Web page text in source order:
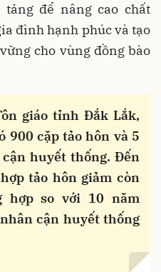
để nâng cao chất
đình hạnh phúc và tạo
cho vùng đồng bào
giáo tỉnh Đắk Lắk,
900 cặp tảo hôn và 5
huyết thống. Đến
tảo hôn giảm còn
hợp so với 10 năm
cận huyết thống